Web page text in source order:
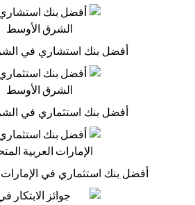
أفضل بنك استشاري في
أفضل بنك استثماري في
أفضل بنك استثماري في الإمارات